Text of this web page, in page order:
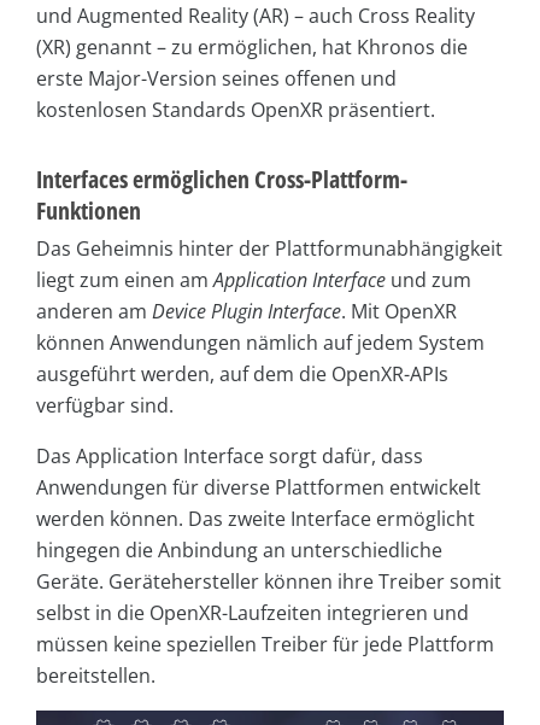
und Augmented Reality (AR) – auch Cross Reality
(XR) genannt – zu ermöglichen, hat Khronos die
erste Major-Version seines offenen und
kostenlosen Standards OpenXR präsentiert.
Interfaces ermöglichen Cross-Plattform-
Funktionen
Das Geheimnis hinter der Plattformunabhängigkeit
liegt zum einen amApplication Interface und zum
anderen am DevicePlugin Interface. Mit OpenXR
können Anwendungen nämlich auf jedem System
ausgeführt werden, auf dem die OpenXR-APIs
verfügbar sind.
Das Application Interface sorgt dafür, dass
Anwendungen für diverse Plattformen entwickelt
werden können. Das zweite Interface ermöglicht
hingegen die Anbindung an unterschiedliche
Geräte. Gerätehersteller können ihre Treiber somit
selbst in die OpenXR-Laufzeiten integrieren und
müssen keine speziellen Treiber für jede Plattform
bereitstellen.